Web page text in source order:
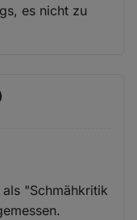
es nicht zu
"Schmähkritik